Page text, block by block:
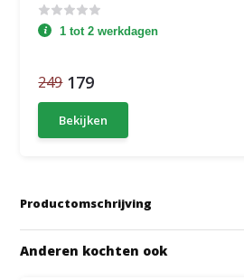
1 tot 2 werkdagen
249 179
Bekijken
Productomschrijving
Anderen kochten ook